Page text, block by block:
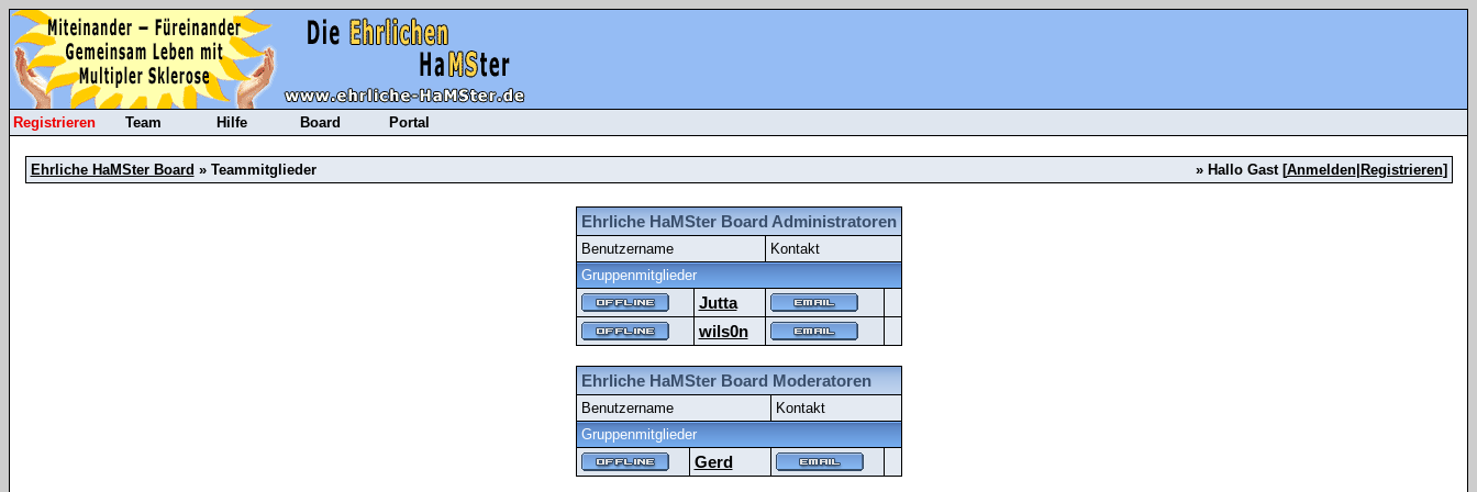
Registrieren Team Hilfe Board Portal
Ehrliche HaMSter Board » Teammitglieder » Hallo Gast [Anmelden| Registrieren]
Ehrliche HaMSter Board Administratoren
Benutzername
Kontakt
Gruppenmitglieder
Jutta
wils0n
Ehrliche HaMSter Board Moderatoren
Benutzername
Kontakt
Gruppenmitglieder
Gerd